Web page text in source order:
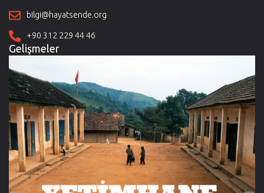
bilgi@hayatsende.org
+90 312 229 44 46
Gelişmeler